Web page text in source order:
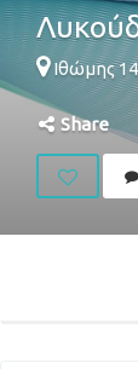
Ιθώμης
Share